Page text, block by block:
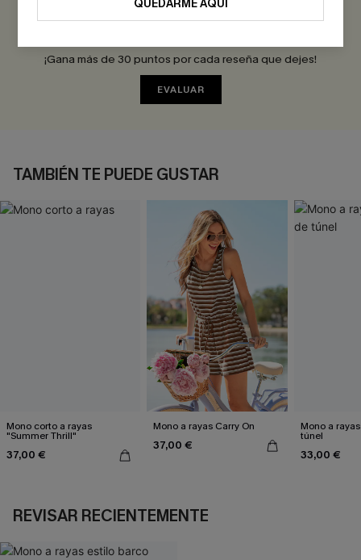
¡Gana más de 30 puntos por cada reseña que dejes!
EVALUAR
TAMBIÉN TE PUEDE GUSTAR
Mono corto a rayas
"Summer Thrill"
37,00 €
Mono a rayas Carry On
37,00 €
Mono a
túnel
33,00 €
REVISAR RECIENTEMENTE
QUEDARME AQUÍ